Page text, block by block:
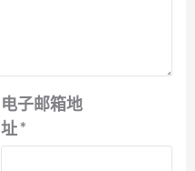
电子邮箱地
址*